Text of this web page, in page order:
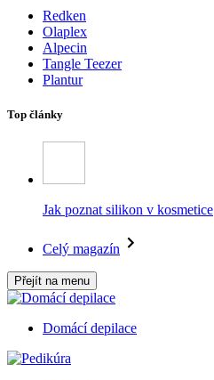
Redken
Olaplex
Alpecin
Tangle Teezer
Plantur
Top články
Jak poznat silikon v kosmetice
Celý magazín
Přejít na menu
Domácí depilace